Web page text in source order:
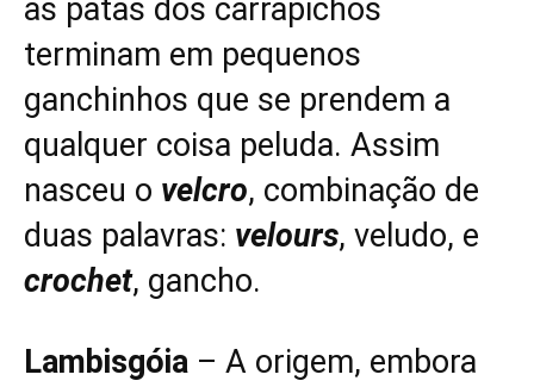
as patas dos carrapichos
terminam em pequenos
ganchinhos que se prendem a
qualquer coisa peluda. Assim
nasceu o velcro, combinação de
duas palavras: velours, veludo, e
crochet, gancho.
Lambisgóia – A origem, embora